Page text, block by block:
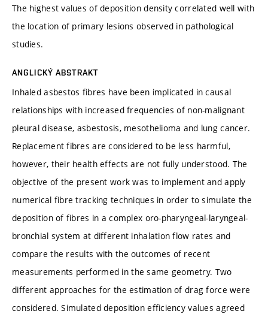
The highest values of deposition density correlated well with
the location of primary lesions observed in pathological
studies.
ANGLICKÝ ABSTRAKT
Inhaled asbestos fibres have been implicated in causal
relationships with increased frequencies of non-malignant
pleural disease, asbestosis, mesothelioma and lung cancer.
Replacement fibres are considered to be less harmful,
however, their health effects are not fully understood. The
objective of the present work was to implement and apply
numerical fibre tracking techniques in order to simulate the
deposition of fibres in a complex oro-pharyngeal-laryngeal-
bronchial system at different inhalation flow rates and
compare the results with the outcomes of recent
measurements performed in the same geometry. Two
different approaches for the estimation of drag force were
considered. Simulated deposition efficiency values agreed